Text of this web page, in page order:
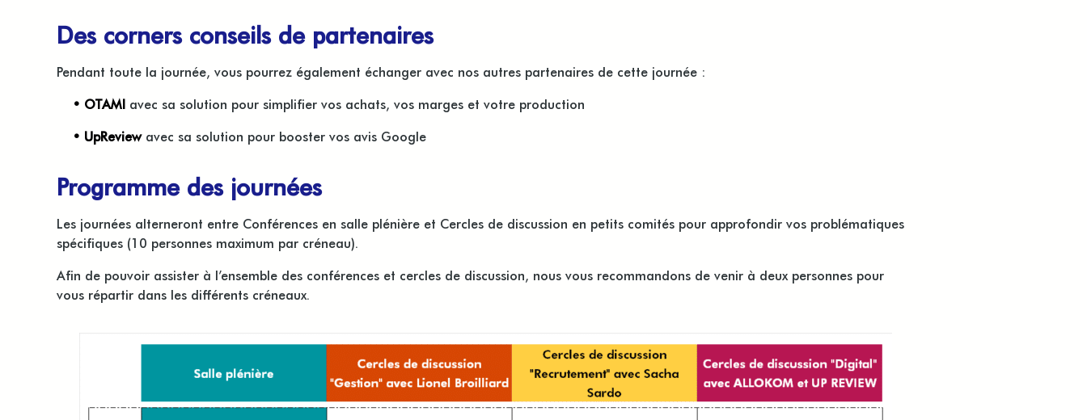
Des corners conseils de partenaires
Pendant toute la journée, vous pourrez également échanger avec nos autres partenaires de cette journée :
• OTAMI avec sa solution pour simplifier vos achats, vos marges et votre production
• UpReviewavec sa solution pour booster vos avis Google
Programme des journées
Les journées alterneront entre Conférences en salle plénière et Cercles de discussion en petits comités pour approfondir vos problématiques
spécifiques (10 personnes maximum par créneau).
Afin de pouvoir assister à l’ensemble des conférences et cercles de discussion, nous vous recommandons de venir à deux personnes pour
vous répartir dans les différents créneaux.